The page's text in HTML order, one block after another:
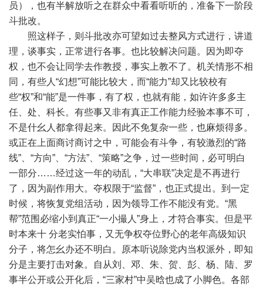
员），也有半解放听之在群众中看看听听的，准备下一阶段
斗批改。
照这样子，则斗批改亦可望如过去整风方式进行，讲道
理，谈事实，正常进行各事。也比较解决问题。因为即夺
权，也不会让同学去作教授，事实上教不了。机关情形不相
同，有些人“幻想”可能比较大，而“能力”却又比较校有
些“权”和“能”是一件事，有了权，也就有能，如许许多多主
任、处、科长。有些事又非有真正工作能力经验本事不可，
不是什幺人都拿得起来。因此不免复杂一些，也麻烦得多。
或正在上面商讨商讨之中，可能会有斗争，有较激烈的“路
线”、“方向”、“方法”、“策略”之争，过一些时间，必可明白
一部分……经过这一年的动乱，“大串联”决定是不再进行
了，因为副作用大。夺权限于“监督”，也正式提出。到一定
时候，将恢复党组活动，因为领导工作不能没有党。“黑
帮”范围必缩小到真正“一小撮人”身上，才符合事实。但是平
时本来十 分老实怕事，又无争权夺位野心的老年高级知识
分子，将怎幺办还不明白。原本听说除党内当权派外，即知
分是主要打击对象。自从刘、邓、朱、贺、彭、杨、陆、罗
事半公开或公开化后，“三家村”中吴晗也成了小脚色。各部